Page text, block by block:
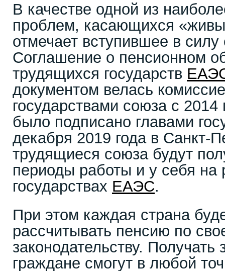
В качестве одной из
проблем, касающихся
отмечает вступившее в
Соглашение о пенсионном
трудящихся государств
документом велась
государствами союза с
было подписано главами
декабря 2019 года в Санкт-
трудящиеся союза будут
периоды работы и у себя на
государствах ЕАЭС.
При этом каждая страна
рассчитывать пенсию по
законодательству.
граждане смогут в любой